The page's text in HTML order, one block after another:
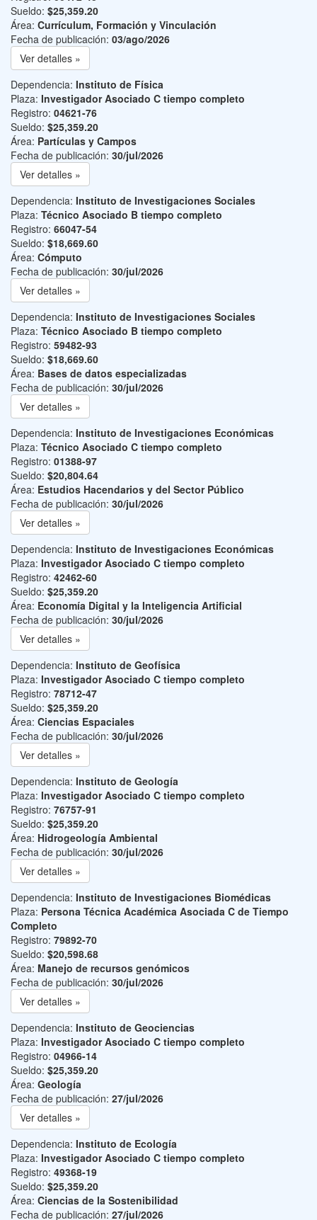
Sueldo: $25,359.20
Área: Currículum, Formación y Vinculación
Fecha de publicación: 03/ago/2026
Ver detalles »
Dependencia: Instituto de Física
Plaza: Investigador Asociado C tiempo completo
Registro: 04621-76
Sueldo: $25,359.20
Área: Partículas y Campos
Fecha de publicación: 30/jul/2026
Ver detalles »
Dependencia: Instituto de Investigaciones Sociales
Plaza: Técnico Asociado B tiempo completo
Registro: 66047-54
Sueldo: $18,669.60
Área: Cómputo
Fecha de publicación: 30/jul/2026
Ver detalles »
Dependencia: Instituto de Investigaciones Sociales
Plaza: Técnico Asociado B tiempo completo
Registro: 59482-93
Sueldo: $18,669.60
Área: Bases de datos especializadas
Fecha de publicación: 30/jul/2026
Ver detalles »
Dependencia: Instituto de Investigaciones Económicas
Plaza: Técnico Asociado C tiempo completo
Registro: 01388-97
Sueldo: $20,804.64
Área: Estudios Hacendarios y del Sector Público
Fecha de publicación: 30/jul/2026
Ver detalles »
Dependencia: Instituto de Investigaciones Económicas
Plaza: Investigador Asociado C tiempo completo
Registro: 42462-60
Sueldo: $25,359.20
Área: Economía Digital y la Inteligencia Artificial
Fecha de publicación: 30/jul/2026
Ver detalles »
Dependencia: Instituto de Geofísica
Plaza: Investigador Asociado C tiempo completo
Registro: 78712-47
Sueldo: $25,359.20
Área: Ciencias Espaciales
Fecha de publicación: 30/jul/2026
Ver detalles »
Dependencia: Instituto de Geología
Plaza: Investigador Asociado C tiempo completo
Registro: 76757-91
Sueldo: $25,359.20
Área: Hidrogeología Ambiental
Fecha de publicación: 30/jul/2026
Ver detalles »
Dependencia: Instituto de Investigaciones Biomédicas
Plaza: Persona Técnica Académica Asociada C de Tiempo
Completo
Registro: 79892-70
Sueldo: $20,598.68
Área: Manejo de recursos genómicos
Fecha de publicación: 30/jul/2026
Ver detalles »
Dependencia: Instituto de Geociencias
Plaza: Investigador Asociado C tiempo completo
Registro: 04966-14
Sueldo: $25,359.20
Área: Geología
Fecha de publicación: 27/jul/2026
Ver detalles »
Dependencia: Instituto de Ecología
Plaza: Investigador Asociado C tiempo completo
Registro: 49368-19
Sueldo: $25,359.20
Área: Ciencias de la Sostenibilidad
Fecha de publicación: 27/jul/2026